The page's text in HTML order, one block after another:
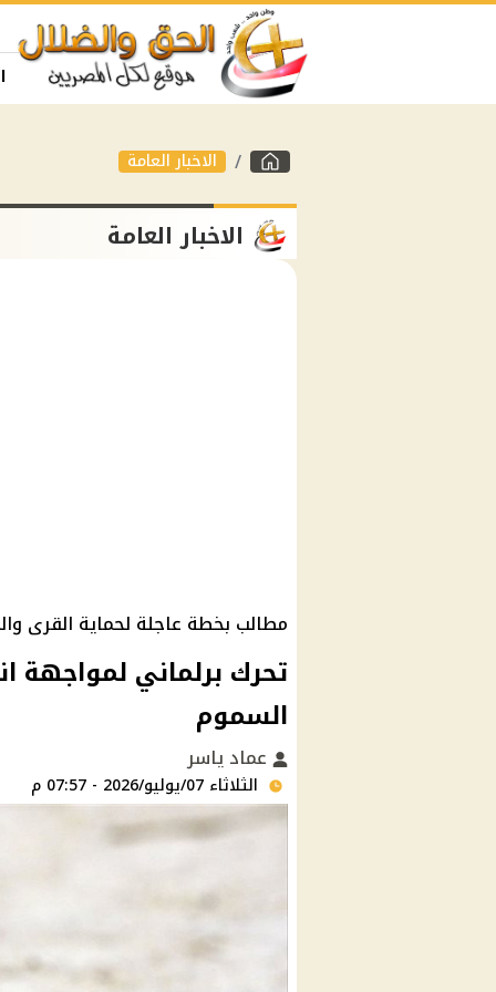
الاخبار العامة
الاخبار العامة
مطالب بخطة عاجلة لحماية القرى
تحرك برلماني لمواجهة
السموم
عماد ياسر
الثلاثاء 07/يوليو/2026 - 07:57 م